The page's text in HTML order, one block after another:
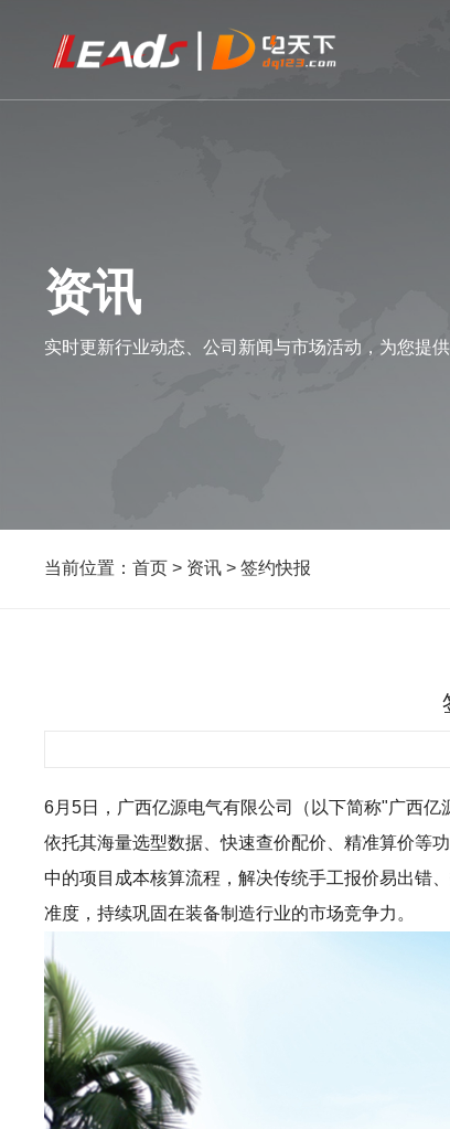
资讯
实时更新行业动态、公司新闻与市场活动，为您提
当前位置：首页 > 资讯 >签约快报
6月5日，广西亿源电气有限公司（以下简称"广西
依托其海量选型数据、快速查价配价、精准算价等
中的项目成本核算流程，解决传统手工报价易出错
准度，持续巩固在装备制造行业的市场竞争力。